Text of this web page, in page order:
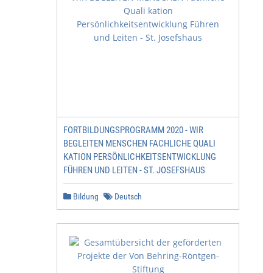
FORTBILDUNGSPROGRAMM 2020 - WIR
BEGLEITEN MENSCHEN FACHLICHE QUALI
KATION PERSÖNLICHKEITSENTWICKLUNG
FÜHREN UND LEITEN - ST. JOSEFSHAUS
Bildung Deutsch